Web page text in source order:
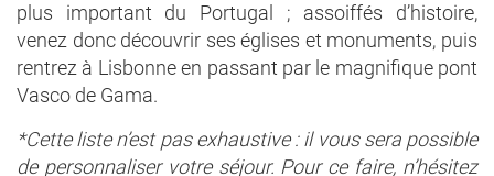
plus important du Portugal ; assoiffés d’histoire,
venez donc découvrir ses églises et monuments, puis
rentrez à Lisbonne en passant par le magnifique pont
Vasco de Gama.
*Cette liste n’est pas exhaustive : il vous sera possible
de personnaliser votre séjour. Pour ce faire, n’hésitez